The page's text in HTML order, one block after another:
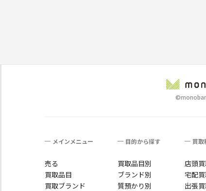
メインメニュー
売る
買取品目
買取ブランド
目的から探す
買取品目別
ブランド別
質預かり別
買取
店頭
宅配
出張